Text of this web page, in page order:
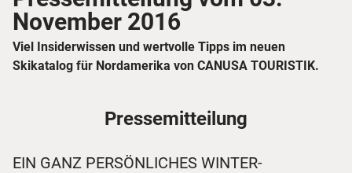
November 2016
Viel Insiderwissen und wertvolle Tipps im neuen
Skikatalog für Nordamerika von CANUSA TOURISTIK.
Pressemitteilung
EIN GANZ PERSÖNLICHES WINTER-